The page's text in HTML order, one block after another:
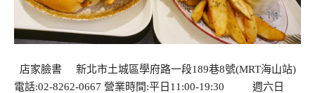
店家臉書 新北市土城區學府路一段189巷8號(MRT海山站)
電話:02-8262-0667 營業時間:平日11:00-19:30 週六日